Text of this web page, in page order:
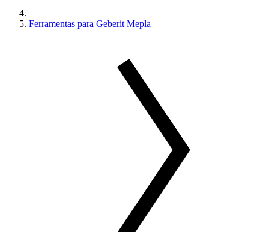
Ferramentas para Geberit Mepla